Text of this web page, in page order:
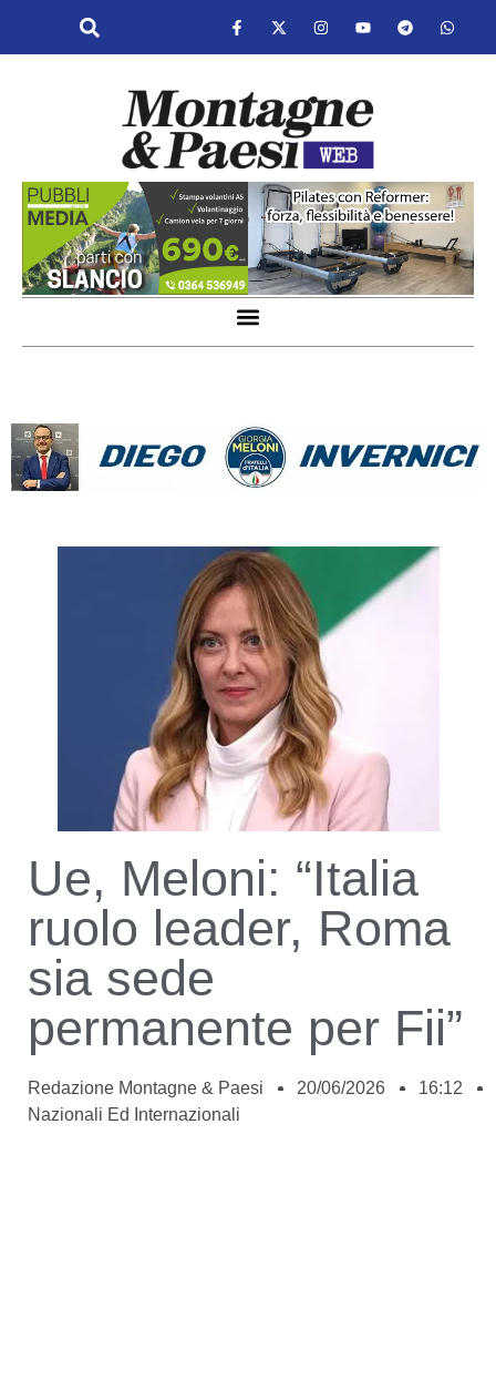
Ue, Meloni: “Italia
ruolo leader, Roma
sia sede
permanente per Fii”
Redazione Montagne & Paesi 20/06/2026
16:12
Nazionali Ed Internazionali